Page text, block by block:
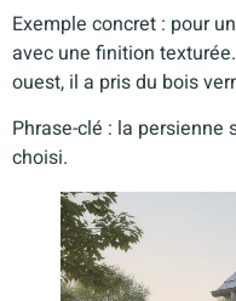
Exemple concret : pour
avec une finition
ouest, il a pris du bois
Phrase-clé : la persienne
choisi.